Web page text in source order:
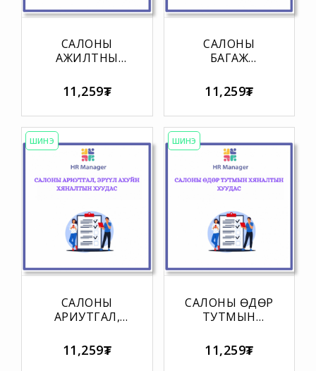
САЛОНЫ
АЖИЛТНЫ
ШАЛГАЛТЫН
МАЯГТ
11,259₮
САЛОНЫ
БАГАЖ
ХЯНАЛТЫН
ХУУДАС
11,259₮
ШИНЭ
САЛОНЫ
АРИУТГАЛ,
ХЯНАЛТЫН
ХУУДАС
11,259₮
ШИНЭ
САЛОНЫ ӨДӨР
ТУТМЫН
ХУУДАС
11,259₮